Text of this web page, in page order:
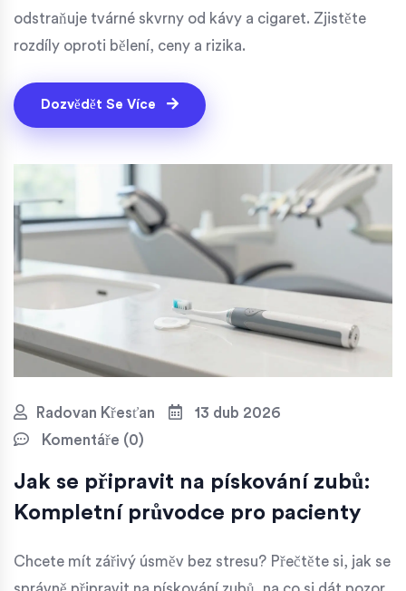
odstraňuje tvárné skvrny od kávy a cigaret. Zjistěte
rozdíly oproti bělení, ceny a rizika.
Dozvědět Se Více
Radovan Křesťan
13 dub 2026
Komentáře (0)
Jak se připravit na pískování zubů:
Kompletní průvodce pro pacienty
Chcete mít zářivý úsměv bez stresu? Přečtěte si, jak se